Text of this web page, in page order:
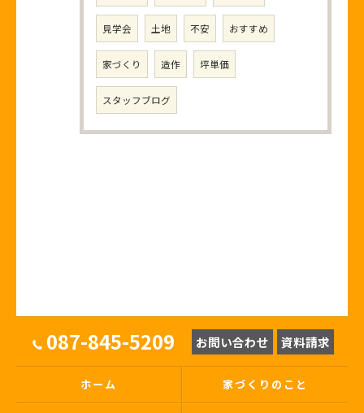
見学会 土地 不安 おすすめ
家づくり 造作 坪単価
スタッフブログ
087-845-5209 お問い合わせ 資料請求
ホーム 家づくりのこと